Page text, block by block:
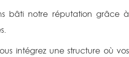
bâti notre réputation grâce à
intégrez une structure où vos